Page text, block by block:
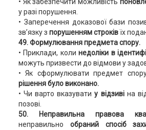
• Як забезпечити можливість
у разі порушення.
• Заперечення доказової бази
зв’язку з порушенням строківїх
49. Формулювання предмета спору.
• Приклади, колинедоліки в
можуть призвести до відмови у
• Як сформулювати предмет
рішення було виконано.
• Чи варто вказуватиу відзиві на
позові.
50. Неправильна правова
неправильно обраний спосіб